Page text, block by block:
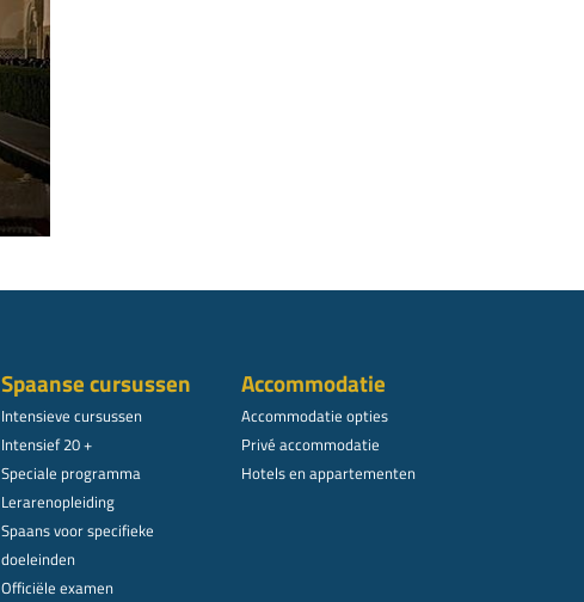
Spaanse cursussen
Intensieve cursussen
Intensief 20 +
Speciale programma
Lerarenopleiding
Spaans voor specifieke
doeleinden
Officiële examen
Accommodatie
Accommodatie opties
Privé accommodatie
Hotels en appartementen